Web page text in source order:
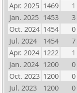
Apr. 2025 1469 1
Jan. 2025 1453 3
Oct. 2024 1454 0
Jul. 2024
1454 7
Apr. 2024 1222 1
Jan. 2024 1200 0
Oct. 2023 1200 0
Jul. 2023
1200 0